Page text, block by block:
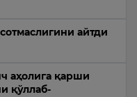
айтди
аҳолига қарши
қўллаб-